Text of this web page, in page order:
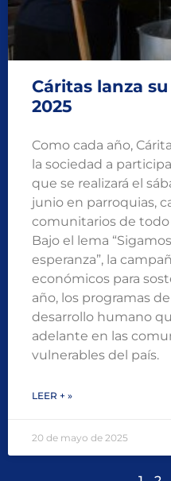
Cáritas lanza
2025
Como cada año,
la sociedad a
que se realizará el
junio en parroquias,
comunitarios de todo
Bajo el lema
esperanza”, la
económicos para
año, los programas
desarrollo humano
adelante en las
vulnerables del país.
LEER + »
20 de mayo de 2025